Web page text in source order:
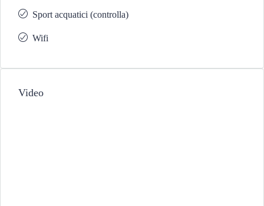
Sport acquatici (controlla)
Wifi
Video